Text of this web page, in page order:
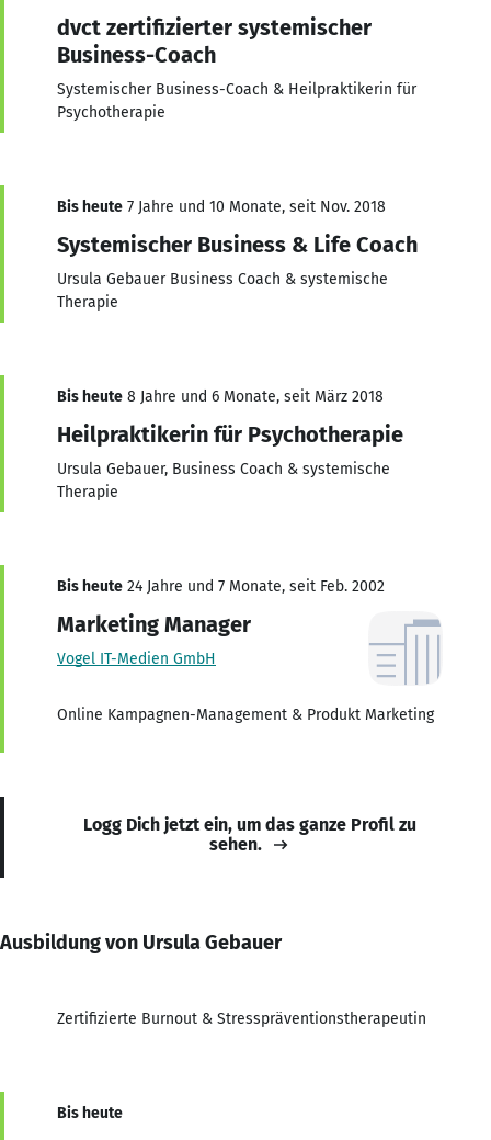
dvct zertifizierter systemischer
Business-Coach
Systemischer Business-Coach & Heilpraktikerin für
Psychotherapie
Bis heute 7 Jahre und 10 Monate, seit Nov. 2018
Systemischer Business & Life Coach
Ursula Gebauer Business Coach & systemische
Therapie
Bis heute 8 Jahre und 6 Monate, seit März 2018
Heilpraktikerin für Psychotherapie
Ursula Gebauer, Business Coach & systemische
Therapie
Bis heute 24 Jahre und 7 Monate, seit Feb. 2002
Marketing Manager
Vogel IT-Medien GmbH
Online Kampagnen-Management & Produkt Marketing
Logg Dich jetzt ein, um das ganze Profil zu
sehen.
Ausbildung von Ursula Gebauer
Zertifizierte Burnout & Stresspräventionstherapeutin
Bis heute